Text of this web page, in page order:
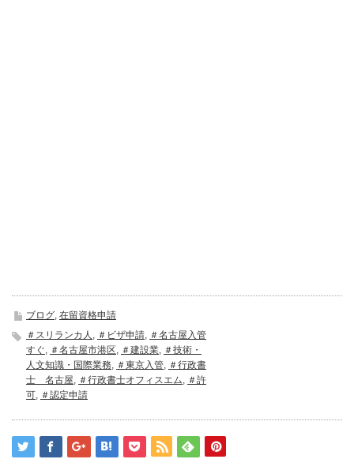
ブログ, 在留資格申請
＃スリランカ人 , ＃ビザ申請, ＃名古屋入管
すぐ, ＃名古屋市港区, ＃建設業, ＃技術・
人文知識・国際業務, ＃東京入管, ＃行政書
士 名古屋, ＃行政書士オフィスエム, ＃許
可, ＃認定申請